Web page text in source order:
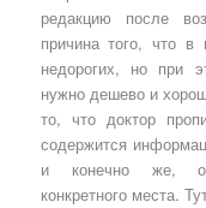
редакцию после
причина того, что
недорогих, но при
нужно дешево и
то, что доктор
содержится
и конечно же, о
конкретного места.